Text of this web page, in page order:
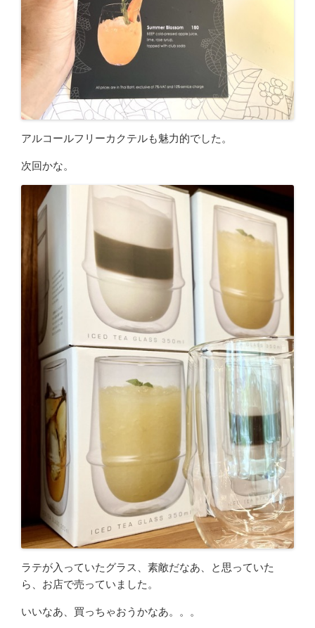
アルコールフリーカクテルも魅力的でした。
次回かな。
ラテが入っていたグラス、素敵だなあ、と思っていた
ら、お店で売っていました。
いいなあ、買っちゃおうかなあ。。。